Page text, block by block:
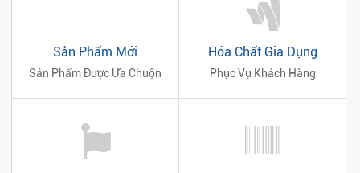
Sản Phẩm Mới
Sản Phẩm Được Ưa Chuộn
Hóa Chất Gia Dụng
Phục Vụ Khách Hàng